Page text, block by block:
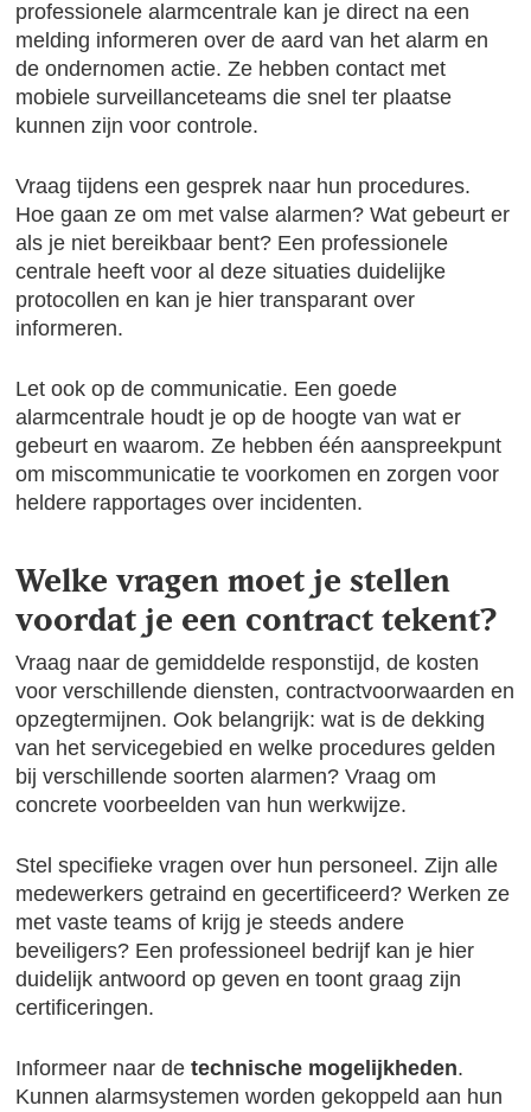
professionele alarmcentrale kan je direct na een
melding informeren over de aard van het alarm en
de ondernomen actie. Ze hebben contact met
mobiele surveillanceteams die snel ter plaatse
kunnen zijn voor controle.
Vraag tijdens een gesprek naar hun procedures.
Hoe gaan ze om met valse alarmen? Wat gebeurt er
als je niet bereikbaar bent? Een professionele
centrale heeft voor al deze situaties duidelijke
protocollen en kan je hier transparant over
informeren.
Let ook op de communicatie. Een goede
alarmcentrale houdt je op de hoogte van wat er
gebeurt en waarom. Ze hebben één aanspreekpunt
om miscommunicatie te voorkomen en zorgen voor
heldere rapportages over incidenten.
Welke vragen moet je stellen
voordat je een contract tekent?
Vraag naar de gemiddelde responstijd, de kosten
voor verschillende diensten, contractvoorwaarden en
opzegtermijnen. Ook belangrijk: wat is de dekking
van het servicegebied en welke procedures gelden
bij verschillende soorten alarmen? Vraag om
concrete voorbeelden van hun werkwijze.
Stel specifieke vragen over hun personeel. Zijn alle
medewerkers getraind en gecertificeerd? Werken ze
met vaste teams of krijg je steeds andere
beveiligers? Een professioneel bedrijf kan je hier
duidelijk antwoord op geven en toont graag zijn
certificeringen.
Informeer naar detechnische mogelijkheden.
Kunnen alarmsystemen worden gekoppeld aan hun